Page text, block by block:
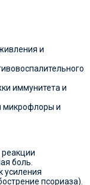
и
иммунитета и
микрофлоры и
боль.
усиления
псориаза).